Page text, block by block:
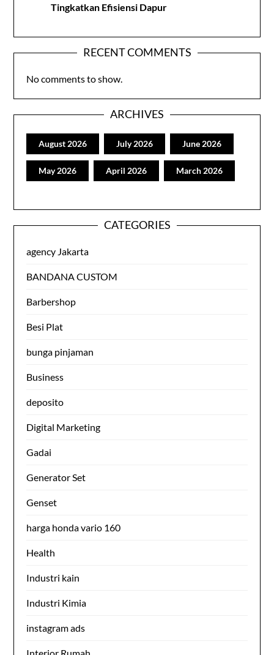
Tingkatkan Efisiensi Dapur
RECENT COMMENTS
No comments to show.
ARCHIVES
August 2026 July 2026 June 2026
May 2026 April 2026 March 2026
CATEGORIES
agency Jakarta
BANDANA CUSTOM
Barbershop
Besi Plat
bunga pinjaman
Business
deposito
Digital Marketing
Gadai
Generator Set
Genset
harga honda vario 160
Health
Industri kain
Industri Kimia
instagram ads